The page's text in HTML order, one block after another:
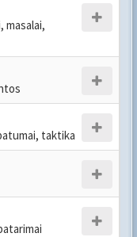
masalai,
taktika